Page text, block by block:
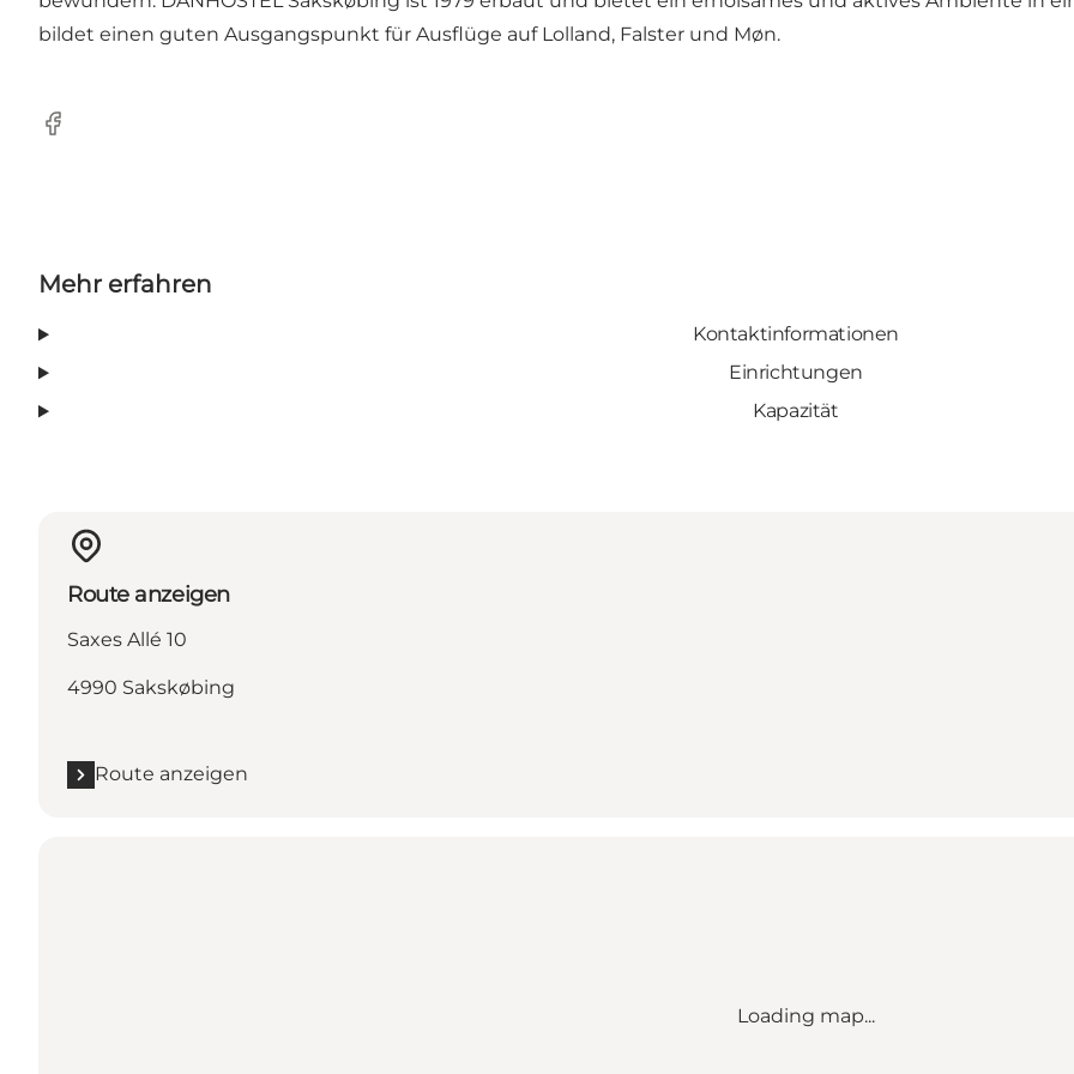
bildet einen guten Ausgangspunkt für Ausflüge auf Lolland, Falster und Møn.
Facebook
Mehr erfahren
Kontaktinformationen
Einrichtungen
Kapazität
Route anzeigen
Saxes Allé 10
4990 Sakskøbing
Route anzeigen
Loading map...